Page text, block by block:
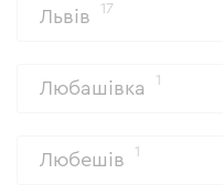
Львів 17
Любашівка 1
Любешів 1